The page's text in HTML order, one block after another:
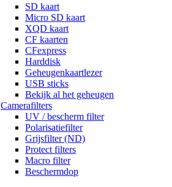
SD kaart
Micro SD kaart
XQD kaart
CF kaarten
CFexpress
Harddisk
Geheugenkaartlezer
USB sticks
Bekijk al het geheugen
Camerafilters
UV / bescherm filter
Polarisatiefilter
Grijsfilter (ND)
Protect filters
Macro filter
Beschermdop